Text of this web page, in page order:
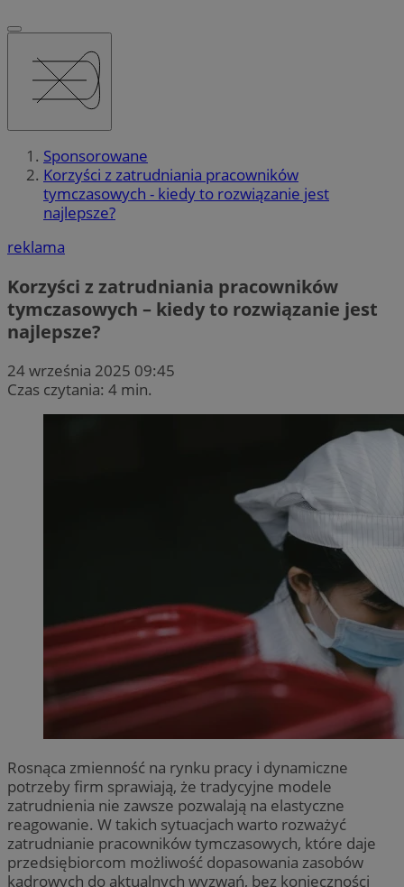
Sponsorowane
Korzyści z zatrudniania pracowników
tymczasowych - kiedy to rozwiązanie jest
najlepsze?
reklama
Korzyści z zatrudniania pracowników
tymczasowych – kiedy to rozwiązanie jest
najlepsze?
24 września 2025 09:45
Czas czytania: 4 min.
Rosnąca zmienność na rynku pracy i dynamiczne
potrzeby firm sprawiają, że tradycyjne modele
zatrudnienia nie zawsze pozwalają na elastyczne
reagowanie. W takich sytuacjach warto rozważyć
zatrudnianie pracowników tymczasowych, które daje
przedsiębiorcom możliwość dopasowania zasobów
kadrowych do aktualnych wyzwań, bez konieczności